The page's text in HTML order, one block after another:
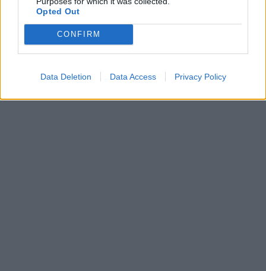
Opted Out
CONFIRM
Data Deletion Data Access Privacy Policy